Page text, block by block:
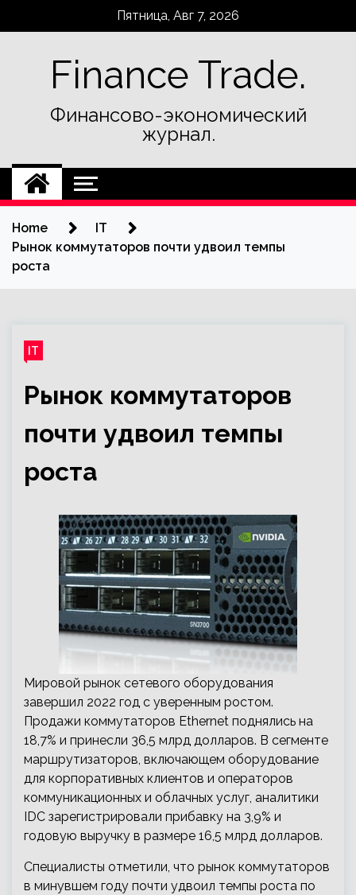
Пятница, Авг 7, 2026
Finance Trade.
Финансово-экономический
журнал.
Home
IT
Рынок коммутаторов почти удвоил темпы
роста
IT
Рынок коммутаторов
почти удвоил темпы
роста
Мировой рынок сетевого оборудования
завершил 2022 год с уверенным ростом.
Продажи коммутаторов Ethernet поднялись на
18,7% и принесли 36,5 млрд долларов. В сегменте
маршрутизаторов, включающем оборудование
для корпоративных клиентов и операторов
коммуникационных и облачных услуг, аналитики
IDC зарегистрировали прибавку на 3,9% и
годовую выручку в размере 16,5 млрд долларов.
Специалисты отметили, что рынок коммутаторов
в минувшем году почти удвоил темпы роста по